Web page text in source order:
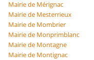
Mairie de Mérignac
Mairie de Mesterrieux
Mairie de Mombrier
Mairie de Monprimblanc
Mairie de Montagne
Mairie de Montignac